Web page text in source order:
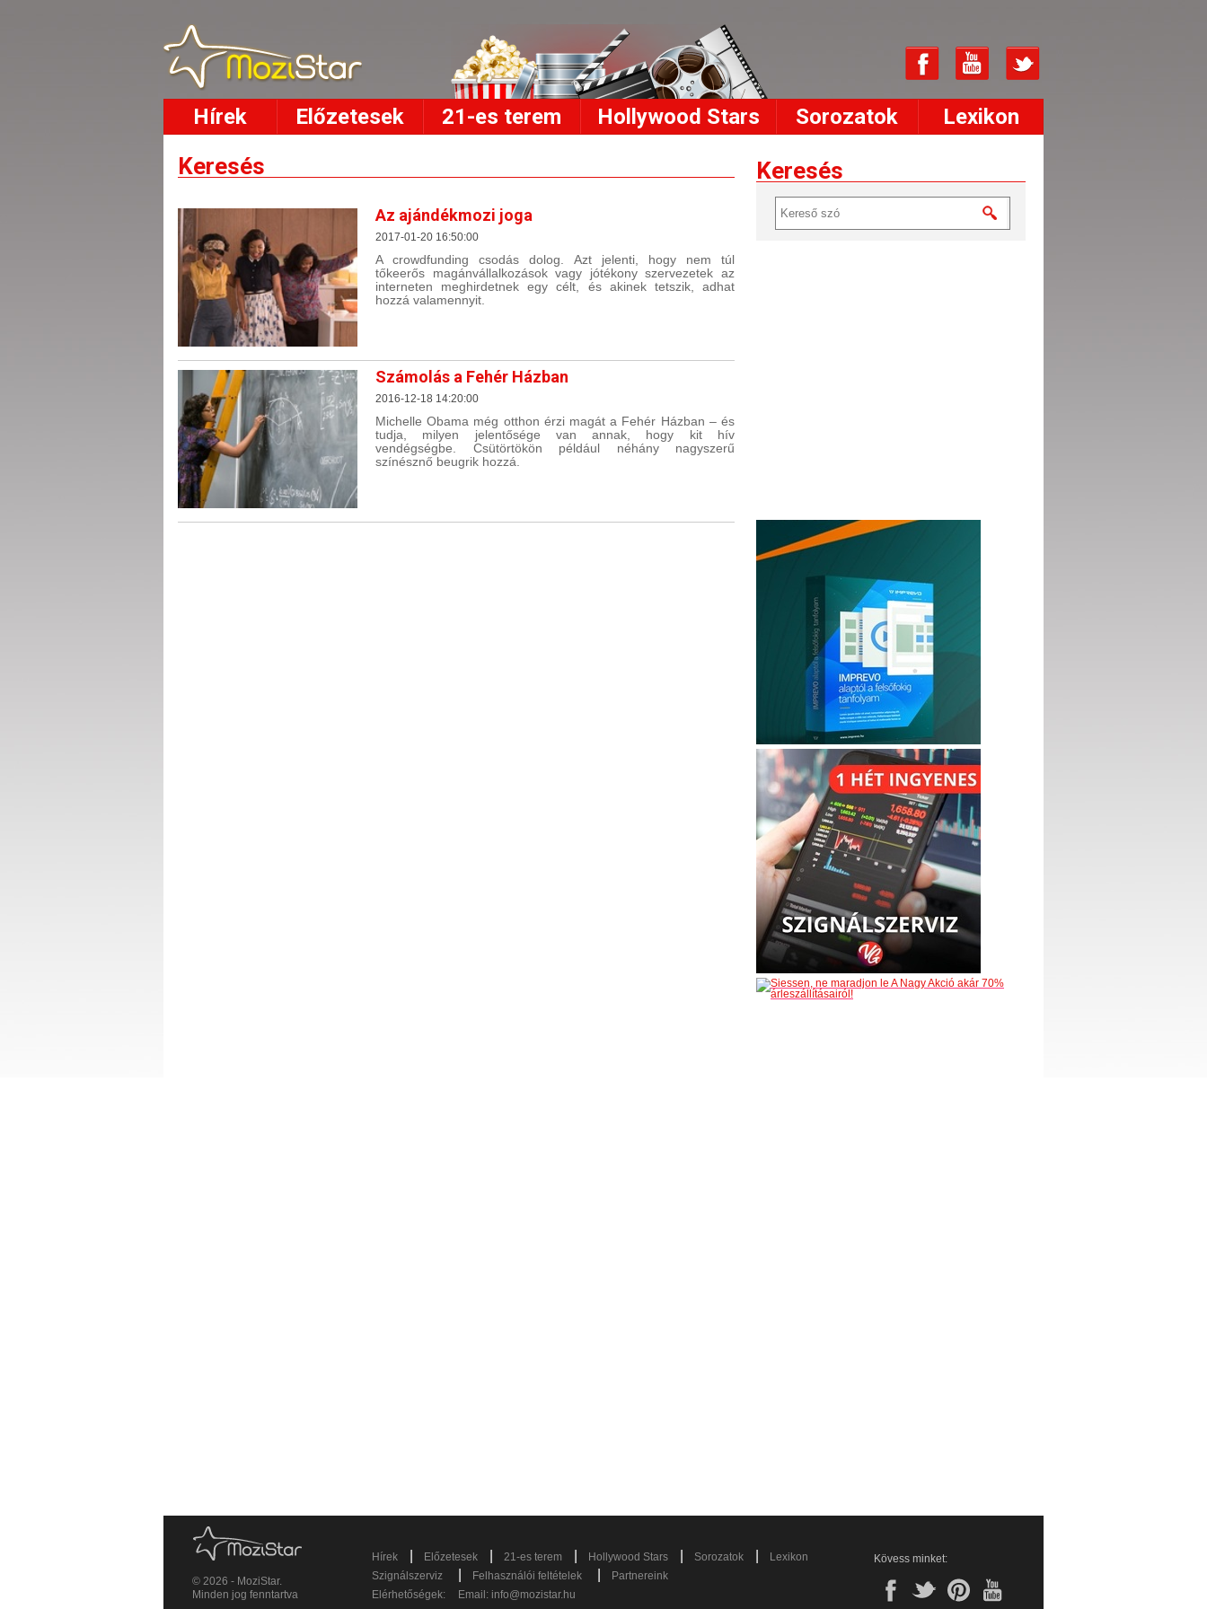
Hírek Előzetesek 21-es terem Hollywood Stars Sorozatok Lexikon
Keresés
Az ajándékmozi joga
2017-01-20 16:50:00
A crowdfunding csodás dolog. Azt jelenti, hogy nem túl
tőkeerős magánvállalkozások vagy jótékony szervezetek az
interneten meghirdetnek egy célt, és akinek tetszik, adhat
hozzá valamennyit.
Számolás a Fehér Házban
2016-12-18 14:20:00
Michelle Obama még otthon érzi magát a Fehér Házban – és
tudja, milyen jelentősége van annak, hogy kit hív
vendégségbe. Csütörtökön például néhány nagyszerű
színésznő beugrik hozzá.
Keresés
© 2026 - MoziStar.
Minden jog fenntartva
Hírek Előzetesek 21-es terem Hollywood Stars Sorozatok
Lexikon
Szignálszerviz
Felhasználói feltételek
Partnereink
Elérhetőségek:
Email: info@mozistar.hu
Kövess minket: